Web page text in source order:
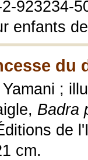
923234-
enfants
du
;
Badra
de
cm.